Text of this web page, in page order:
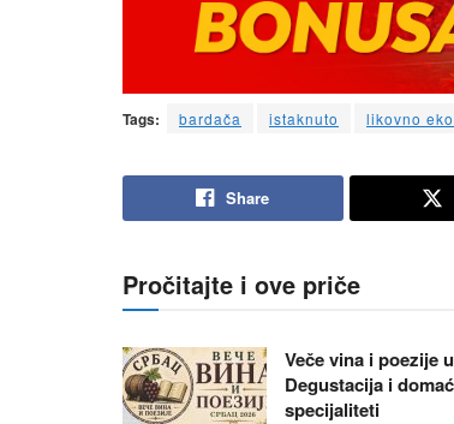
Tags: bardača istaknuto likovno
Share
Pročitajte i ove priče
Veče vina i poezije
Degustacija i
specijaliteti